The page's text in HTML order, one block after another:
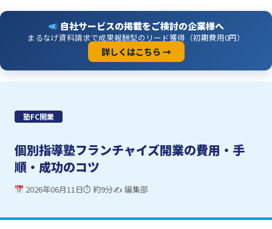
自社サービスの掲載をご検討の企業様へ
まるなげ資料請求で成果報酬型のリード獲得（初期費用0円）
詳しくはこちら →
塾FC開業
個別指導塾フランチャイズ開業の費用・手
順・成功のコツ
2026年06月11日⏱ 約9分✍ 編集部